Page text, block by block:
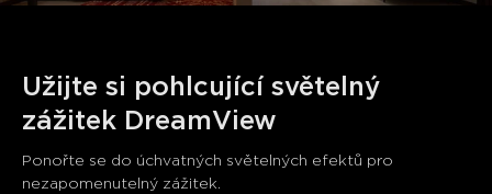
Užijte si pohlcující světelný
zážitek DreamView
Ponořte se do úchvatných světelných efektů pro
nezapomenutelný zážitek.